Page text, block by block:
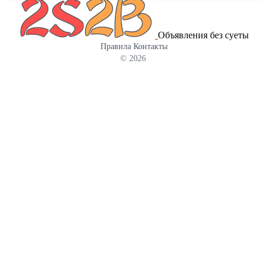
Объявления без суеты
Правила Контакты
© 2026